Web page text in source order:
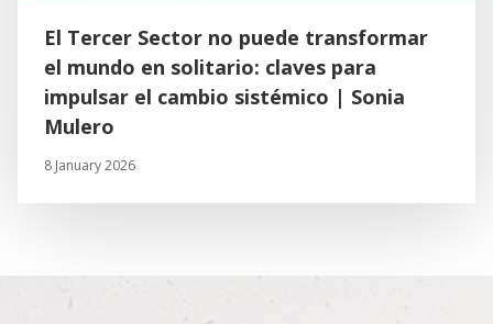
El Tercer Sector no puede transformar
el mundo en solitario: claves para
impulsar el cambio sistémico | Sonia
Mulero
8 January 2026